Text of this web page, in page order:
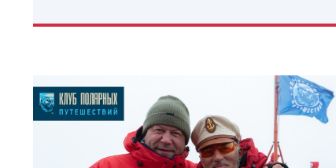
УЗНАТЬ ПОДРОБНЕЕ